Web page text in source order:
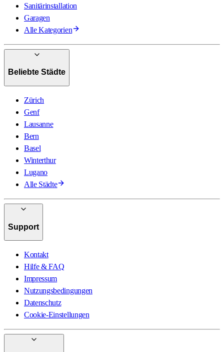
Sanitärinstallation
Garagen
Alle Kategorien
Beliebte Städte
Zürich
Genf
Lausanne
Bern
Basel
Winterthur
Lugano
Alle Städte
Support
Kontakt
Hilfe & FAQ
Impressum
Nutzungsbedingungen
Datenschutz
Cookie-Einstellungen